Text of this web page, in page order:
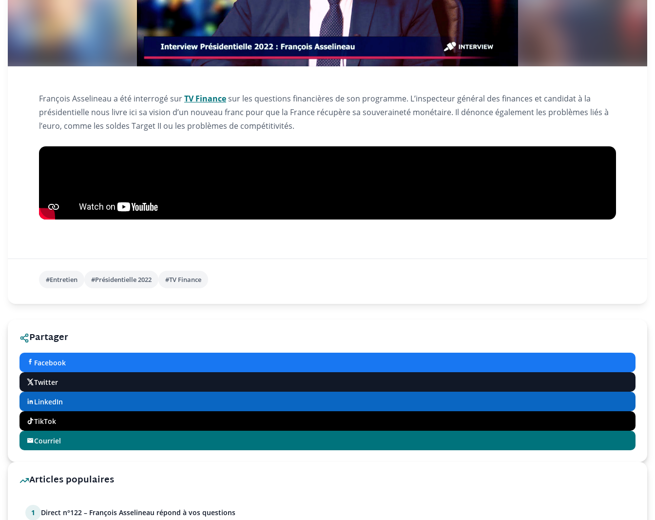
François Asselineau a été interrogé surTV Financesur les questions financières de son programme. L’inspecteur général des finances et candidat à la
présidentielle nous livre ici sa vision d’un nouveau franc pour que la France récupère sa souveraineté monétaire. Il dénonce également les problèmes liés à
l’euro, comme les soldes Target II ou les problèmes de compétitivités.
#Entretien #Présidentielle 2022 #TV Finance
Partager
Facebook
Twitter
LinkedIn
TikTok
Courriel
Articles populaires
1 Direct n°122 – François Asselineau répond à vos questions